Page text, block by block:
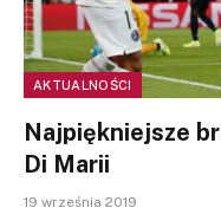
AKTUALNOŚCI
Najpiękniejsze
Di Marii
19 września 2019